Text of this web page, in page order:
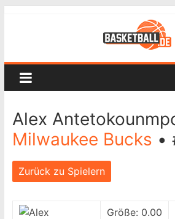
Alex
Milwaukee Bucks •
Zurück zu Spielern
Größe: 0.00